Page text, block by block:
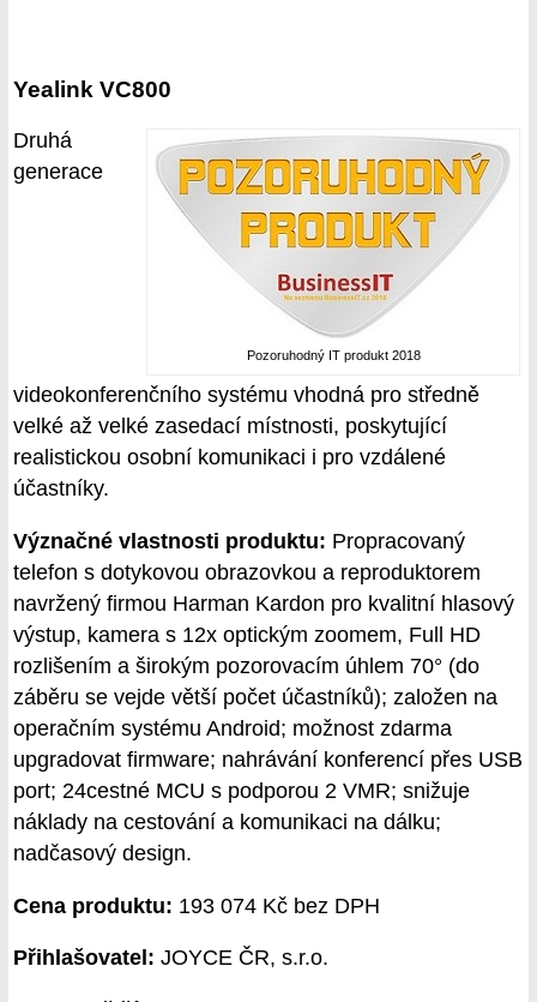
Yealink VC800
Pozoruhodný IT produkt 2018
Druhá
generace
videokonferenčního systému vhodná pro středně
velké až velké zasedací místnosti, poskytující
realistickou osobní komunikaci i pro vzdálené
účastníky.
Význačné vlastnosti produktu: Propracovaný
telefon s dotykovou obrazovkou a reproduktorem
navržený firmou Harman Kardon pro kvalitní hlasový
výstup, kamera s 12x optickým zoomem, Full HD
rozlišením a širokým pozorovacím úhlem 70° (do
záběru se vejde větší počet účastníků); založen na
operačním systému Android; možnost zdarma
upgradovat firmware; nahrávání konferencí přes USB
port; 24cestné MCU s podporou 2 VMR; snižuje
náklady na cestování a komunikaci na dálku;
nadčasový design.
Cena produktu: 193 074 Kč bez DPH
Přihlašovatel: JOYCE ČR, s.r.o.